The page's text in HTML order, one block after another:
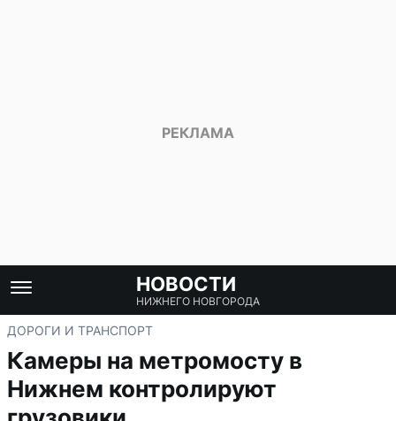
НОВОСТИ
НИЖНЕГО НОВГОРОДА
ДОРОГИ И ТРАНСПОРТ
Камеры на метромосту в
Нижнем контролируют